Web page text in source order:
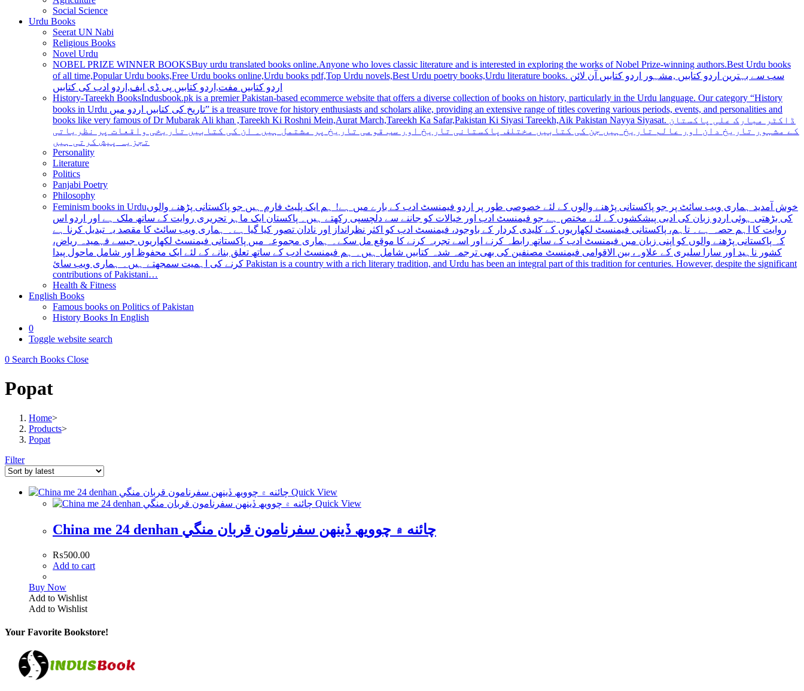
Social Science
Urdu Books
Seerat UN Nabi
Religious Books
Novel Urdu
NOBEL PRIZE WINNER BOOKSBuy urdu translated books online.Anyone who loves classic literature and is interested in exploring the works of Nobel Prize-winning authors.Best Urdu books
of all time,Popular Urdu books,Free Urdu books online,Urdu books pdf,Top Urdu novels,Best Urdu poetry books,Urdu literature books. سب سے بہترین اردو کتابیں ,مشہور اردو کتابیں آن لائن
اردو کتابیں مفت,اردو کتابیں پی ڈی ایف,اردو ادب کی کتابیں
History-Tareekh BooksIndusbook.pk is a premier Pakistan-based ecommerce website that offers a diverse collection of books on history, particularly in the Urdu language. Our category “History
books in Urdu تاریخ کی کتابیں اردو میں” is a treasure trove for history enthusiasts and scholars alike, providing an extensive range of titles covering various periods, events, and personalities and
books like very famous of Dr Mubarak Ali khan ,Tareekh Ki Roshni Mein,Aurat March,Tareekh Ka Safar,Pakistan Ki Siyasi Tareekh,Aik Pakistan Nayya Siyasat. ڈاکٹر مبارک علی پاکستان
کے مشہور تاریخ دان اور عالم تاریخ ہیں جن کی کتابیں مختلف پاکستانی تاریخ اور سب قومی تاریخ پر مشتمل ہیں۔ ان کی کتابیں تاریخی واقعات پر نظریاتی
تجزیہ پیش کرتی ہیں
Personality
Literature
Politics
Panjabi Poetry
Philosophy
Feminism books in Urduخوش آمدید ہماری ویب سائٹ پر جو پاکستانی پڑھنے والوں کے لئے خصوصی طور پر اردو فیمنسٹ ادب کے بارے میں ہے! ہم ایک پلیٹ فارم ہیں جو پاکستانی پڑھنے والوں
کی بڑھتی ہوئی اردو زبان کی ادبی پیشکشوں کے لئے مختص ہے جو فیمنسٹ ادب اور خیالات کو جاننے سے دلچسپی رکھتے ہیں۔ پاکستان ایک ماہر تحریری روایت کے ساتھ ملک ہے اور اردو اس
روایت کا اہم حصہ ہے۔ تاہم، پاکستانی فیمنسٹ لکھاریوں کے کلیدی کردار کے باوجود، فیمنسٹ ادب کو اکثر نظرانداز اور نادان تصور کیا گیا ہے۔ ہماری ویب سائٹ کا مقصد یہ تبدیل کرنا ہے
کہ پاکستانی پڑھنے والوں کو اپنی زبان میں فیمنسٹ ادب کے ساتھ رابطہ کرنے اور اسے تجربہ کرنے کا موقع مل سکے۔ ہماری مجموعہ میں پاکستانی فیمنسٹ لکھاریوں جیسے فہمیدہ ریاض،
کشور ناہید اور سارا سلیری کے علاوہ، بین الاقوامی فیمنسٹ مصنفین کی بھی ترجمہ شدہ کتابیں شامل ہیں۔ ہم فیمنسٹ ادب کے ساتھ تعلق بنانے کے لئے ایک محفوظ اور شامل ماحول پیدا
کرنے کی اہمیت سمجھتے ہیں۔ ہماری ویب سائ Pakistan is a country with a rich literary tradition, and Urdu has been an integral part of this tradition for centuries. However, despite the significant
contributions of Pakistani…
Health & Fitness
English Books
Famous books on Politics of Pakistan
History Books In English
0
Toggle website search
0 Search Books Close
Popat
Home>
Products>
Popat
Filter
Quick View
Quick View
China me 24 denhan چائنه ۾ چوويھ ڏينھن سفرنامون قربان منگي
₨500.00
Add to cart
Buy Now
Add to Wishlist
Add to Wishlist
Your Favorite Bookstore!